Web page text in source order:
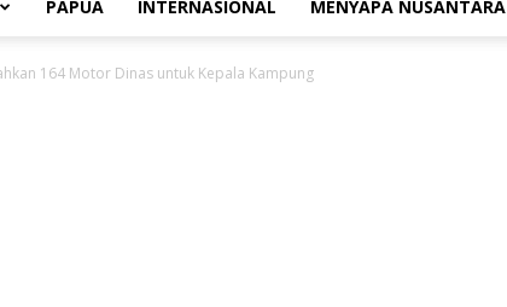
PAPUA INTERNASIONAL MENYAPA NUSANTARA
164 Motor Dinas untuk Kepala Kampung